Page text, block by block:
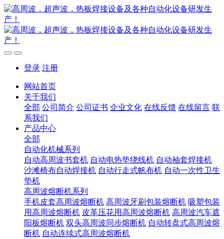
登录 注册
网站首页
关于我们
全部 公司简介 公司证书 企业文化 在线反馈 在线留言 联
系我们
产品中心
全部
自动化机械系列
自动高周波书套机 自动电热垫绕线机 自动袖套焊接机
沙滩椅布自动焊接机 自动行走式帆布机 自动一次性卫生
垫机
高周波熔断机系列
手机皮套高周波熔断机 高周波牙刷包装熔断机 吸塑包装
用高周波熔断机 皮革压花用高周波熔断机 高周波汽车遮
阳板熔断机 双头高周波同步熔断机 自动转盘式高周波熔
断机 自动连续式高周波熔断机